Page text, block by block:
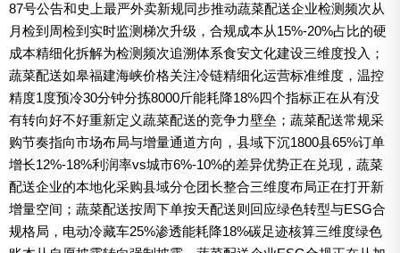
87号公告和史上最严外卖新规同步推动蔬菜配送企业检测频次从
月检到周检到实时监测梯次升级，合规成本从15%-20%占比的硬
成本精细化拆解为检测频次追溯体系食安文化建设三维度投入；
蔬菜配送如皋福建海峡价格关注冷链精细化运营标准维度，温控
精度1度预冷30分钟分拣8000斤能耗降18%四个指标正在从有没
有转向好不好重新定义蔬菜配送的竞争力壁垒；蔬菜配送常规采
购节奏指向市场布局与增量通道方向，县域下沉1800县65%订单
增长12%-18%利润率vs城市6%-10%的差异优势正在兑现，蔬菜
配送企业的本地化采购县域分仓团长整合三维度布局正在打开新
增量空间；蔬菜配送按周下单按天配送则回应绿色转型与ESG合
规格局，电动冷藏车25%渗透能耗降18%碳足迹核算三维度绿色